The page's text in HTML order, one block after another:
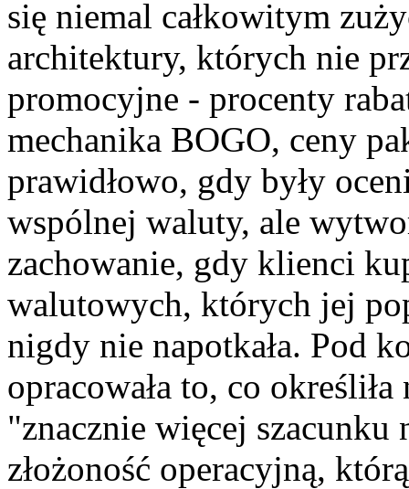
się niemal całkowitym
architektury, których nie
promocyjne - procenty
mechanika BOGO, ceny
prawidłowo, gdy były
wspólnej waluty, ale
zachowanie, gdy klienci
walutowych, których jej
nigdy nie napotkała. Pod
opracowała to, co
"znacznie więcej szacunku
złożoność operacyjną,